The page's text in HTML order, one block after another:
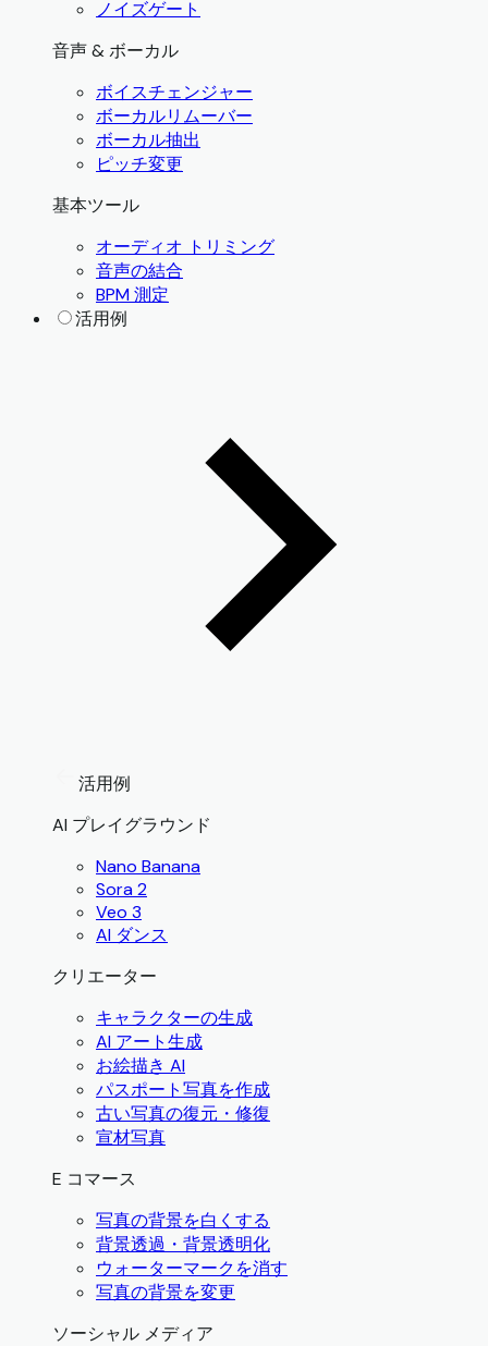
ノイズゲート
音声 & ボーカル
ボイスチェンジャー
ボーカルリムーバー
ボーカル抽出
ピッチ変更
基本ツール
オーディオ トリミング
音声の結合
BPM 測定
活用例
活用例
AI プレイグラウンド
Nano Banana
Sora 2
Veo 3
AI ダンス
クリエーター
キャラクターの生成
AI アート生成
お絵描き AI
パスポート写真を作成
古い写真の復元・修復
宣材写真
E コマース
写真の背景を白くする
背景透過・背景透明化
ウォーターマークを消す
写真の背景を変更
ソーシャル メディア